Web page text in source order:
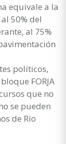
equivale a la
50% del
al 75%
políticos,
FORJA
que no
se pueden
de Río